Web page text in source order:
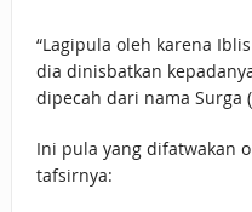
“Lagipula oleh karena
dia dinisbatkan
dipecah dari nama Surga
Ini pula yang difatwakan
tafsirnya: